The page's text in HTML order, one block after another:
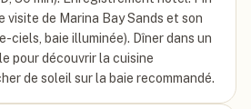
visite de Marina Bay Sands et son
ciels, baie illuminée). Dîner dans un
pour découvrir la cuisine
de soleil sur la baie recommandé.